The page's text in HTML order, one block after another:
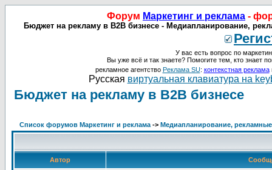
Форум Маркетинг и реклама -
Бюджет на рекламу в B2B бизнесе - Медиапланирование,
У вас есть вопрос по
Вы уже всё и так знаете? Помогите тем, кто знает
рекламное агентство Реклама SU: контекстная реклама
Русская виртуальная клавиатура на
Бюджет на рекламу в B2B бизнесе
Список форумов Маркетинг и реклама -> Медиапланирование,
Автор